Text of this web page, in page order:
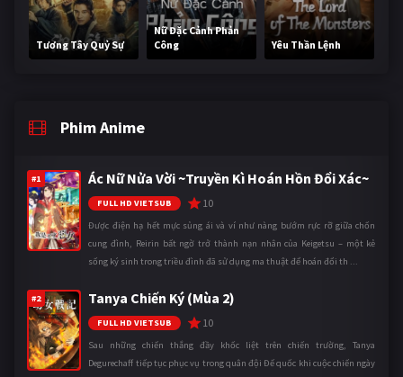
Tương Tây Quỷ Sự
Nữ Đặc Cảnh Phản
Công
Yêu Thần Lệnh
Phim Anime
#1 Ác Nữ Nửa Vời ~Truyền Kì Hoán Hồn Đổi Xác~
FULL HD VIETSUB 10
Được điện hạ hết mực sủng ái và ví như nàng bướm rực rỡ giữa chốn
cung đình, Reirin bất ngờ trở thành nạn nhân của Keigetsu – một kẻ
sống ký sinh trong triều đình đã sử dụng ma thuật để hoán đổi th ...
#2 Tanya Chiến Ký (Mùa 2)
FULL HD VIETSUB 10
Sau những chiến thắng đầy khốc liệt trên chiến trường, Tanya
Degurechaff tiếp tục phục vụ trong quân đội Đế quốc khi cuộc chiến ngày